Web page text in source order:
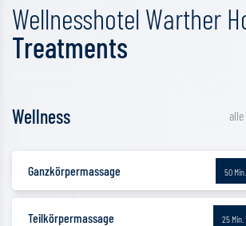
Wellnesshotel Warther
Treatments
Wellness
Ganzkörpermassage 50 Min.
Teilkörpermassage 25 Min.